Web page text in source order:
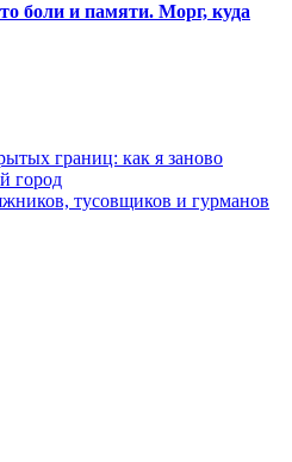
боли и памяти. Морг, куда
границ: как я заново
город
тусовщиков и гурманов